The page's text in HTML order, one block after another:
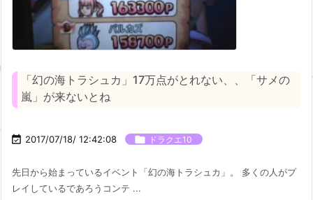
「幻の海トラシュカ」17万点がとれない、、「サメの
嵐」が来ないとね
 2017/07/18/ 12:42:08  ドラクエ10
先日から始まっているイベント「幻の海トラシュカ」。 多くの人がプ
レイしているであろうコンテ ...